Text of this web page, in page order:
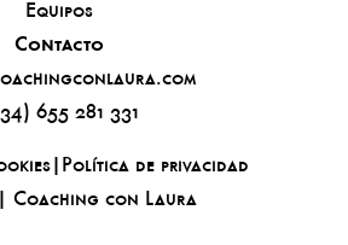
Equipos
Contacto
655 281 331
Coaching con Laura
Política de privacidad